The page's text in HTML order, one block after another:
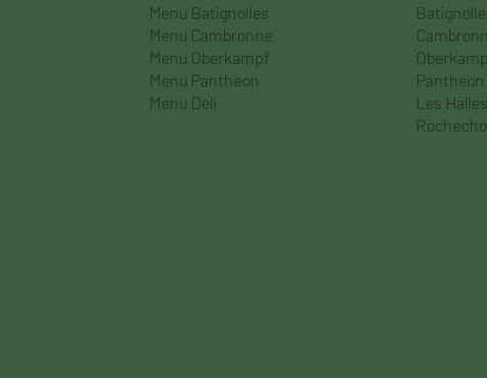
Menu Batignolles
Menu Cambronne
Menu Oberkampf
Menu Pantheon
Menu Deli
Pantheon
Les Halles